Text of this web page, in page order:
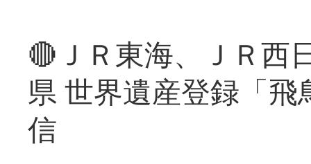
🔴ＪＲ東海、ＪＲ西
県 世界遺産登録「
信